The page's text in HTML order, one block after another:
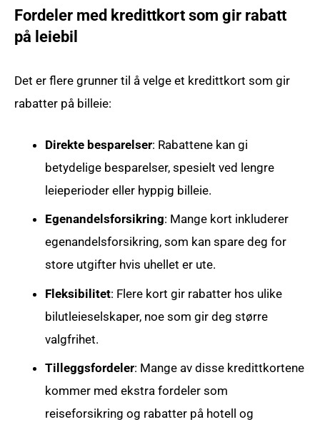
Fordeler med kredittkort som gir rabatt
på leiebil
Det er flere grunner til å velge et kredittkort som gir
rabatter på billeie:
Direkte besparelser: Rabattene kan gi
betydelige besparelser, spesielt ved lengre
leieperioder eller hyppig billeie.
Egenandelsforsikring: Mange kort inkluderer
egenandelsforsikring, som kan spare deg for
store utgifter hvis uhellet er ute.
Fleksibilitet: Flere kort gir rabatter hos ulike
bilutleieselskaper, noe som gir deg større
valgfrihet.
Tilleggsfordeler: Mange av disse kredittkortene
kommer med ekstra fordeler som
reiseforsikring og rabatter på hotell og